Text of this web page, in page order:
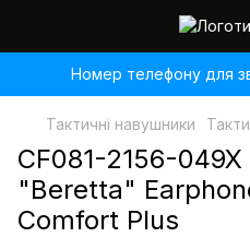
Номер телефону для
Тактичні навушники
CF081-2156-
"Beretta"
Comfort Plus